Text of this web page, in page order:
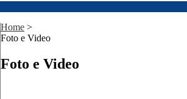
Home >
Foto e Video
Foto e Video